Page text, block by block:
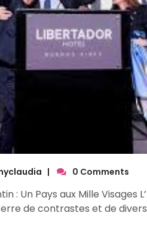
| 0 Comments
: Un Pays aux Mille Visages
de contrastes et de